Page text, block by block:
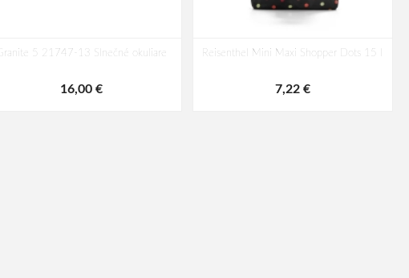
Granite 5 21747-13 Slnečné okuliare
16,00 €
Reisenthel Mini Maxi Shopper Dots 15 l
7,22 €